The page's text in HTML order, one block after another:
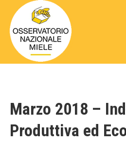
Marzo 2018 –
Produttiva ed